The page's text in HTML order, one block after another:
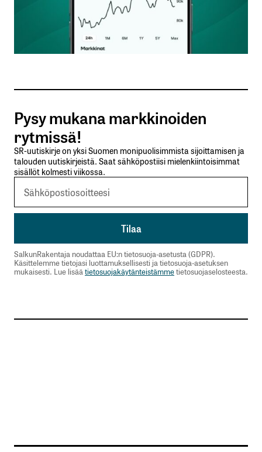
Nimesi tai nimimerkkisi
Sähköpostiosoitteesi
Tilaa SalkunRakentajan uutiskirje
Lähetä kommentti
Pysy mukana markkinoiden
rytmissä!
SR-uutiskirje on yksi Suomen monipuolisimmista sijoittamisen ja
talouden uutiskirjeistä. Saat sähköpostiisi mielenkiintoisimmat
sisällöt kolmesti viikossa.
SalkunRakentaja noudattaa EU:n tietosuoja-asetusta (GDPR).
Käsittelemme tietojasi luottamuksellisesti ja tietosuoja-asetuksen
mukaisesti. Lue lisää tietosuojakäytänteistämmetietosuojaselosteesta.